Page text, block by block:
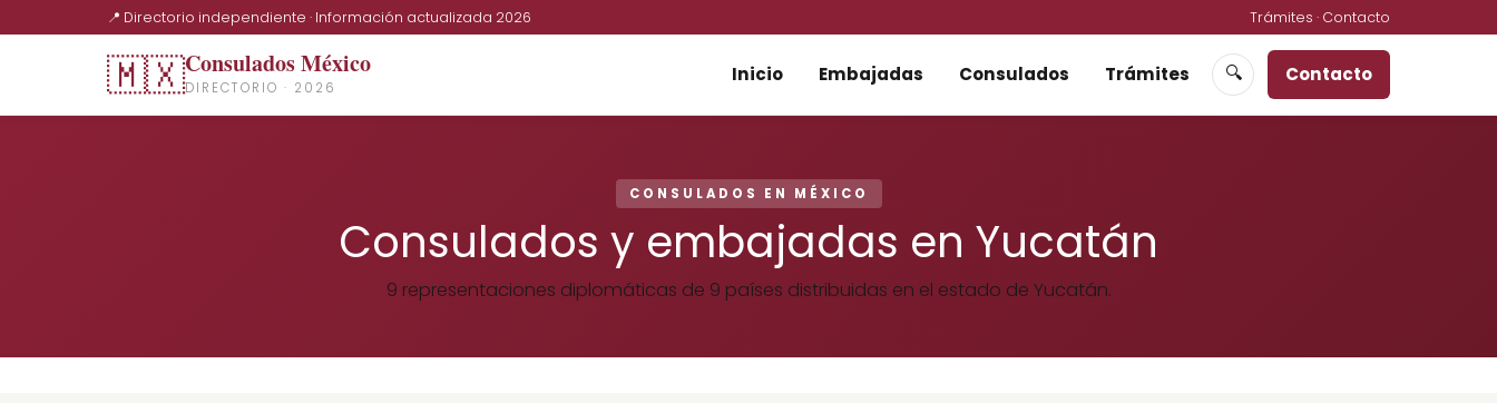
📍 Directorio independiente · Información actualizada 2026 Trámites · Contacto
🇲🇽Consulados México
DIRECTORIO · 2026
Inicio Embajadas Consulados Trámites 🔍 Contacto
CONSULADOS EN MÉXICO
Consulados y embajadas en Yucatán
9 representaciones diplomáticas de 9 países distribuidas en el estado de Yucatán.